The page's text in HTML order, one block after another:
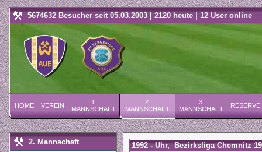
5674632 Besucher seit 05.03.2003 | 2120 heute | 12 User online
HOME VEREIN
1.
MANNSCHAFT
2.
MANNSCHAFT
3.
MANNSCHAFT
RESERVE
2. Mannschaft 1992 - Uhr, Bezirksliga Chemnitz